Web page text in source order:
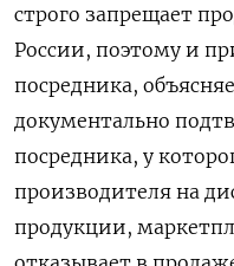
строго запрещает
России, поэтому и
посредника,
документально
посредника, у
производителя на
продукции,